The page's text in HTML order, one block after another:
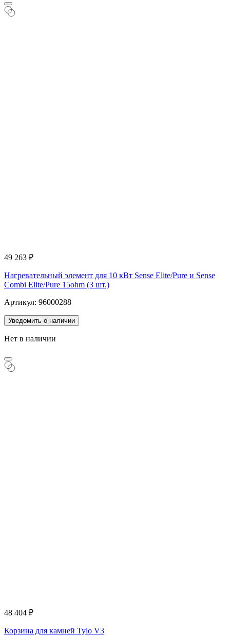
49 263 ₽
Нагревательный элемент для 10 кВт Sense Elite/Pure и Sense
Combi Elite/Pure 15ohm (3 шт.)
Артикул: 96000288
Уведомить о наличии
Нет в наличии
48 404 ₽
Корзина для камней Tylo V3